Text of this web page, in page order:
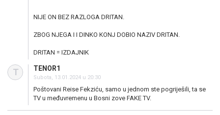
NIJE ON BEZ RAZLOGA DRITAN.
ZBOG NJEGA I I DINKO KONJ DOBIO NAZIV DRITAN.
DRITAN = IZDAJNIK
T TENOR1
Subota, 13.01.2024 u 20:30
Poštovani Reise Fekziću, samo u jednom ste pogriješili, ta se
TV u međuvremenu u Bosni zove FAKE TV.